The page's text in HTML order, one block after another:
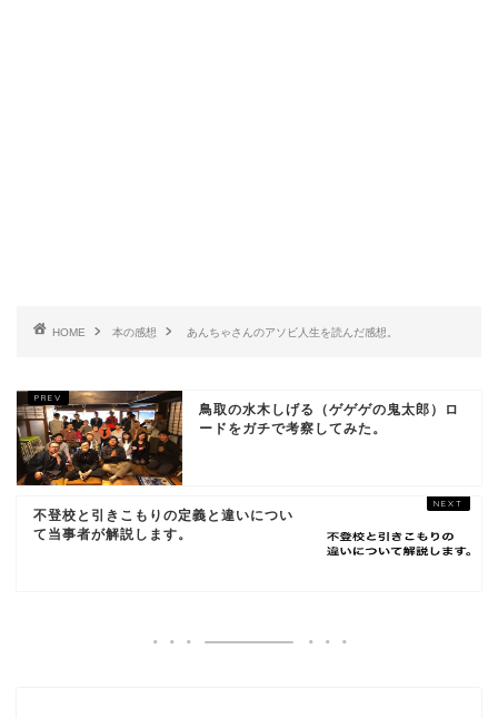
HOME 本の感想 あんちゃさんのアソビ人生を読んだ感想。
鳥取の水木しげる（ゲゲゲの鬼太郎）ロ
ードをガチで考察してみた。
不登校と引きこもりの定義と違いについ
て当事者が解説します。